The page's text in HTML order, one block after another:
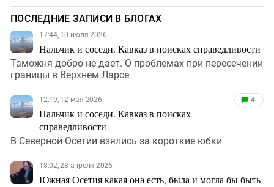
ПОСЛЕДНИЕ ЗАПИСИ В БЛОГАХ
17:44, 10 июля 2026
Нальчик и соседи. Кавказ в поисках справедливости
Таможня добро не дает. О проблемах при пересечении
границы в Верхнем Ларсе
12:19, 12 мая 2026
Нальчик и соседи. Кавказ в поисках
справедливости
4
В Северной Осетии взялись за короткие юбки
18:02, 28 апреля 2026
Южная Осетия какая она есть, была и могла бы быть